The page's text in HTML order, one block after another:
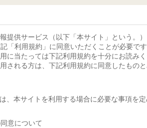
提供サービス（以下「本サイト」という。
「利用規約」に同意いただくことが必要です
に当たっては下記利用規約を十分にお読み
される方は、下記利用規約に同意したもの
、本サイトを利用する場合に必要な事項を
意について